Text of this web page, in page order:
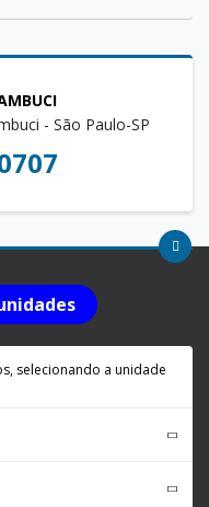
- São Paulo-SP
selecionando a unidade